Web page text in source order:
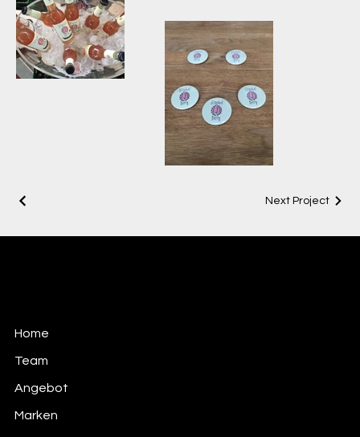
Berry_ Die hat
uns gerade
noch
gefehlt_klein
Next Project
Home
Team
Angebot
Marken